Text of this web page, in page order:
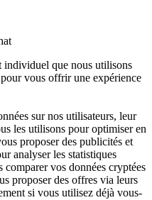
individuel que nous utilisons
vous offrir une expérience
sur nos utilisateurs, leur
les utilisons pour optimiser en
proposer des publicités et
analyser les statistiques
vos données cryptées
proposer des offres via leurs
si vous utilisez déjà vous-